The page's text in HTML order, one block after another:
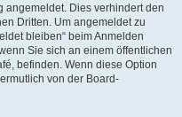
angemeldet. Dies verhindert den
Dritten. Um angemeldet zu
bleiben“ beim Anmelden
Sie sich an einem öffentlichen
befinden. Wenn diese Option
von der Board-